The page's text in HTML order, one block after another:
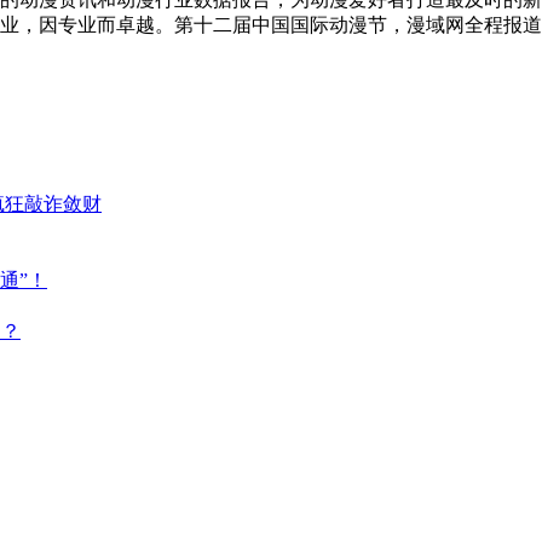
，因专业而卓越。第十二届中国国际动漫节，漫域网全程报
敲诈敛财
”！